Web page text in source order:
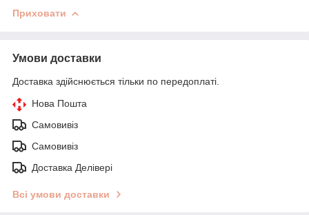
Приховати
Умови доставки
Доставка здійснюється тільки по передоплаті.
Нова Пошта
Самовивіз
Самовивіз
Доставка Делівері
Всі умови доставки